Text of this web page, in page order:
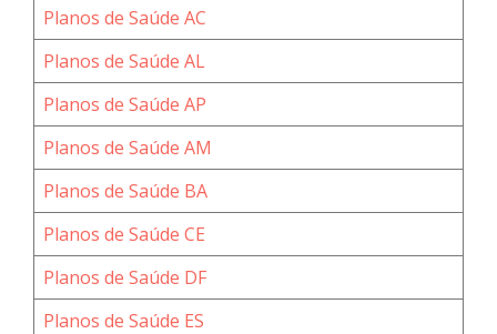
Planos de Saúde AC
Planos de Saúde AL
Planos de Saúde AP
Planos de Saúde AM
Planos de Saúde BA
Planos de Saúde CE
Planos de Saúde DF
Planos de Saúde ES